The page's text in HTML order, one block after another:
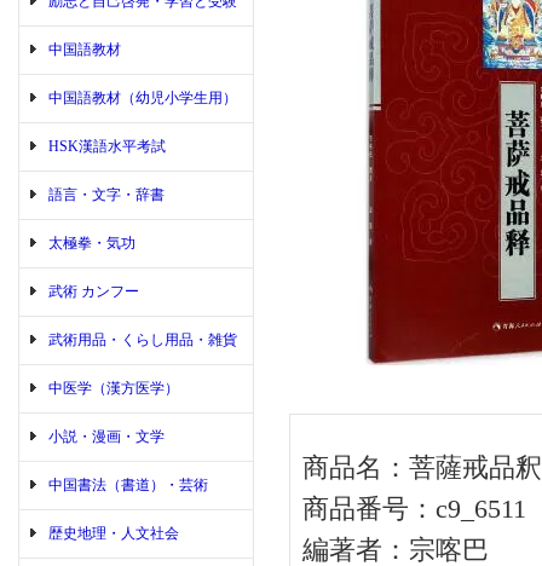
中国語教材
中国語教材（幼児小学生用）
HSK漢語水平考試
語言・文字・辞書
太極拳・気功
武術 カンフー
武術用品・くらし用品・雑貨
中医学（漢方医学）
小説・漫画・文学
中国書法（書道）・芸術
歴史地理・人文社会
商品名：菩薩戒品
商品番号：c9_6511
編著者：宗喀巴